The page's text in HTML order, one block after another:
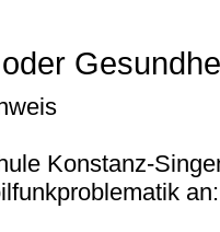
Konstanz-
an: